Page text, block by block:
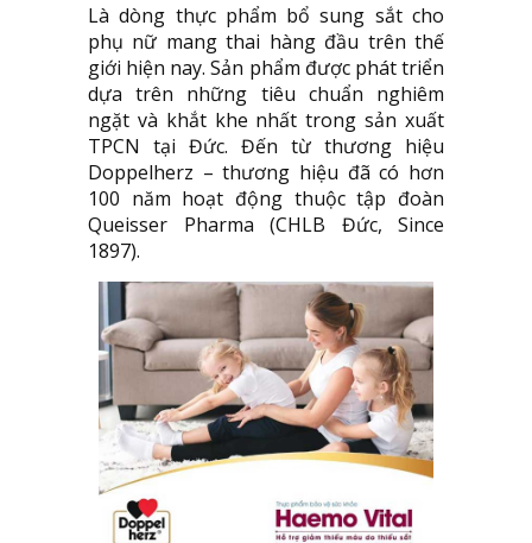
Là dòng thực phẩm bổ sung sắt cho
phụ nữ mang thai hàng đầu trên thế
giới hiện nay. Sản phẩm được phát triển
dựa trên những tiêu chuẩn nghiêm
ngặt và khắt khe nhất trong sản xuất
TPCN tại Đức. Đến từ thương hiệu
Doppelherz – thương hiệu đã có hơn
100 năm hoạt động thuộc tập đoàn
Queisser Pharma (CHLB Đức, Since
1897).